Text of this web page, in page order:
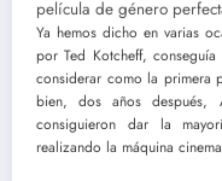
película de género
Ya hemos dicho en varias
por Ted Kotcheff,
considerar como la primera
bien, dos años después,
consiguieron dar la
realizando la máquina